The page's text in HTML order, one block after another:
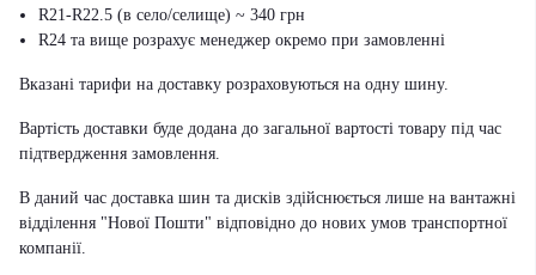
R21-R22.5 (в село/селище) ~ 340 грн
R24 та вище розрахує менеджер окремо при замовленні
Вказані тарифи на доставку розраховуються на одну шину.
Вартість доставки буде додана до загальної вартості товару під час
підтвердження замовлення.
В даний час доставка шин та дисків здійснюється лише на вантажні
відділення "Нової Пошти" відповідно до нових умов транспортної
компанії.